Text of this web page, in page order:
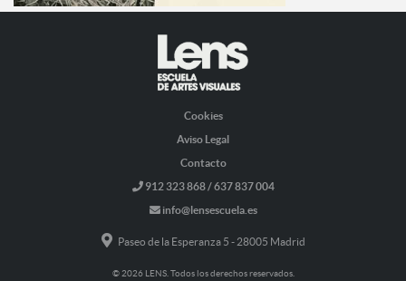
Cookies
Aviso Legal
Contacto
912 323 868 / 637 837 004
info@lensescuela.es
Paseo de la Esperanza 5 - 28005 Madrid
© 2026 LENS. Todos los derechos reservados.